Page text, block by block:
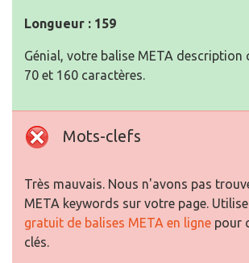
Longueur : 159
Génial, votre balise META description
70 et 160 caractères.
Mots-clefs
Très mauvais. Nous n'avons pas
META keywords sur votre page.
gratuit de balises META en ligne pour
clés.